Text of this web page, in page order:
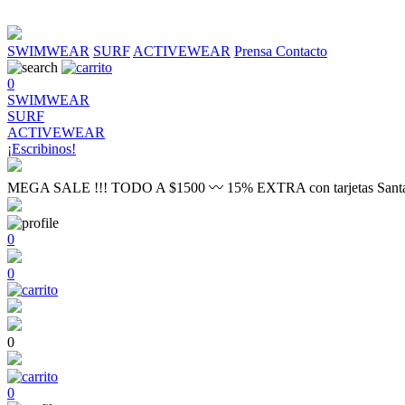
SWIMWEAR SURF ACTIVEWEAR Prensa Contacto
0
SWIMWEAR
SURF
ACTIVEWEAR
¡Escribinos!
MEGA SALE !!! TODO A $1500 〰 15% EXTRA con tarjetas
0
0
0
0